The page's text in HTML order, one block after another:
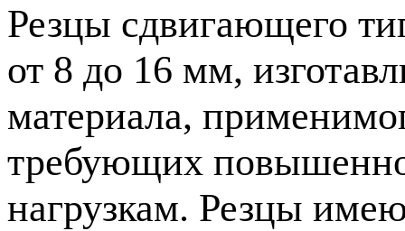
Резцы сдвигающего
от 8 до 16 мм,
материала,
требующих
нагрузкам. Резцы